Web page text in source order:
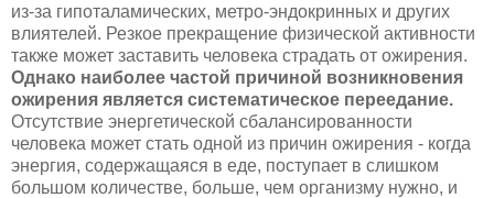
из-за гипоталамических, метро-эндокринных и других
влиятелей. Резкое прекращение физической активности
также может заставить человека страдать от ожирения.
Однако наиболее частой причиной возникновения
ожирения является систематическое переедание.
Отсутствие энергетической сбалансированности
человека может стать одной из причин ожирения - когда
энергия, содержащаяся в еде, поступает в слишком
большом количестве, больше, чем организму нужно, и